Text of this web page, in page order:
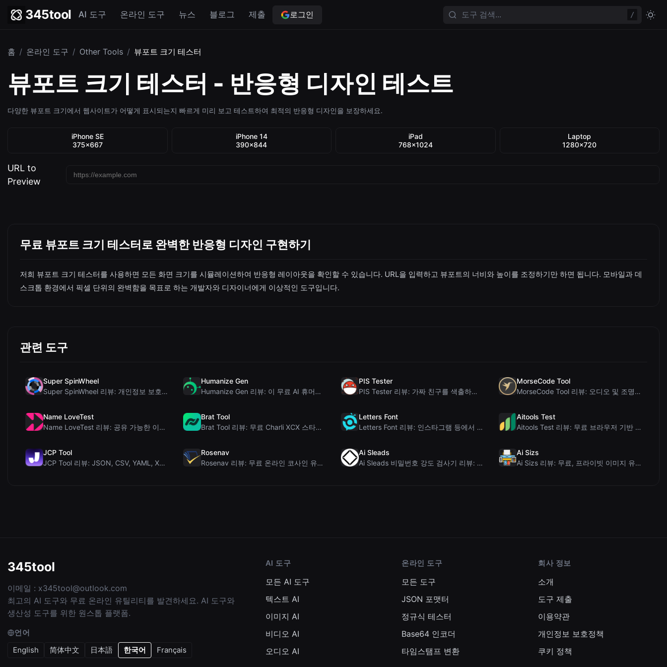
345tool AI 도구 온라인 도구 뉴스 블로그 제출 로그인 /
홈 / 온라인 도구 / Other Tools / 뷰포트 크기 테스터
뷰포트 크기 테스터 - 반응형 디자인 테스트
다양한 뷰포트 크기에서 웹사이트가 어떻게 표시되는지 빠르게 미리 보고 테스트하여 최적의 반응형 디자인을 보장하세요.
iPhone SE
375×667
iPhone 14
390×844
iPad
768×1024
Laptop
1280×720
URL to
Preview
무료 뷰포트 크기 테스터로 완벽한 반응형 디자인 구현하기
저희 뷰포트 크기 테스터를 사용하면 모든 화면 크기를 시뮬레이션하여 반응형 레이아웃을 확인할 수 있습니다. URL을 입력하고 뷰포트의 너비와 높이를 조정하기만 하면 됩니다. 모바일과 데
스크톱 환경에서 픽셀 단위의 완벽함을 목표로 하는 개발자와 디자이너에게 이상적인 도구입니다.
관련 도구
Super SpinWheel
Super SpinWheel 리뷰: 개인정보 보호 우선 무료 휠 스피너
Humanize Gen
Humanize Gen 리뷰: 이 무료 AI 휴머나이저 심층 분석
PIS Tester
PIS Tester 리뷰: 가짜 친구를 색출하는 AI 없는 우정 퀴즈
MorseCode Tool
MorseCode Tool 리뷰: 오디오 및 조명을 갖춘 무료 온라인 텍스트-모스 부호 변...
Name LoveTest
Name LoveTest 리뷰: 공유 가능한 이미지를 갖춘 개인정보 보호 중심의 연애 궁합...
Brat Tool
Brat Tool 리뷰: 무료 Charli XCX 스타일 Brat 텍스트 생성기
Letters Font
Letters Font 리뷰: 인스타그램 등에서 사용 가능한 무료 유니코드 글꼴 생성기
Aitools Test
Aitools Test 리뷰: 무료 브라우저 기반 AI 탐지기, 토큰 카운터 및 비용 추정...
JCP Tool
JCP Tool 리뷰: JSON, CSV, YAML, XML을 위한 무료 클라이언트 측 데...
Rosenav
Rosenav 리뷰: 무료 온라인 코사인 유사도 검사기 및 텍스트 차이 비교 도구
Ai Sleads
Ai Sleads 비밀번호 강도 검사기 리뷰: 제로 업로드, 실시간 엔트로피 분석
Ai Sizs
Ai Sizs 리뷰: 무료, 프라이빗 이미지 유사도 및 블러 감지 도구
345tool
이메일 : x345tool@outlook.com
최고의 AI 도구와 무료 온라인 유틸리티를 발견하세요. AI 도구와
생산성 도구를 위한 원스톱 플랫폼.
언어
English
简体中文 日本語 한국어 Français
AI 도구
모든 AI 도구
텍스트 AI
이미지 AI
비디오 AI
오디오 AI
온라인 도구
모든 도구
JSON 포맷터
정규식 테스터
Base64 인코더
타임스탬프 변환
회사 정보
소개
도구 제출
이용약관
개인정보 보호정책
쿠키 정책